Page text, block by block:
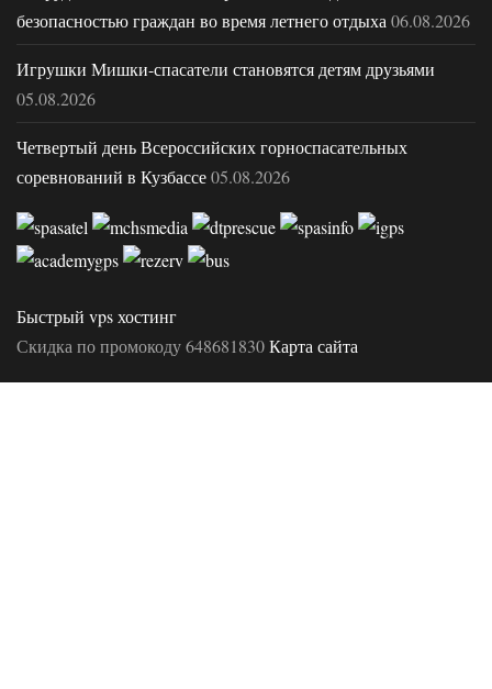
безопасностью граждан во время летнего отдыха 06.08.2026
Игрушки Мишки-спасатели становятся детям друзьями
05.08.2026
Четвертый день Всероссийских горноспасательных
соревнований в Кузбассе05.08.2026
Быстрый vps хостинг
Скидка по промокоду 648681830Карта сайта